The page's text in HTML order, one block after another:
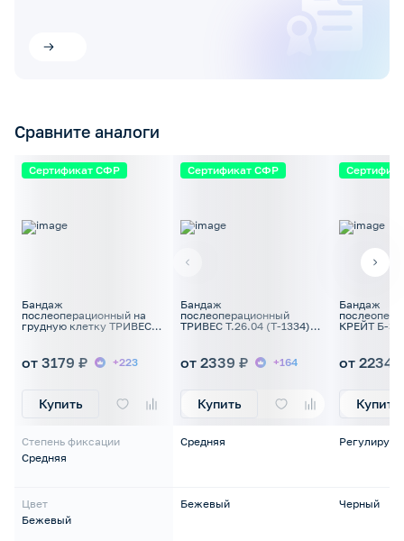
Сравните аналоги
Сертификат СФР
Бандаж
послеоперационный на
грудную клетку ТРИВЕС
от 3179 ₽ +223
Купить
Степень фиксации
Средняя
Цвет
Бежевый
Сертификат СФР
Бандаж
послеоперационный
ТРИВЕС Т.26.04 (Т-1334)
от 2339 ₽ +164
Купить
Средняя
Бежевый
Бандаж
КРЕЙТ Б-
от 2234
Купить
Черный